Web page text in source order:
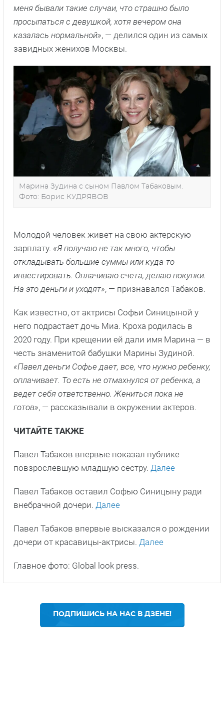
меня бывали такие случаи, что страшно было
просыпаться с девушкой, хотя вечером она
казалась нормальной», — делился один из самых
завидных женихов Москвы.
Марина Зудина с сыном Павлом Табаковым.
Фото: Борис КУДРЯВОВ
Молодой человек живет на свою актерскую
зарплату. «Я получаю не так много, чтобы
откладывать большие суммы или куда-то
инвестировать. Оплачиваю счета, делаю покупки.
На это деньги и уходят», — признавался Табаков.
Как известно, от актрисы Софьи Синицыной у
него подрастает дочь Миа. Кроха родилась в
2020 году. При крещении ей дали имя Марина — в
честь знаменитой бабушки Марины Зудиной.
«Павел деньги Софье дает, все, что нужно ребенку,
оплачивает. То есть не отмахнулся от ребенка, а
ведет себя ответственно. Жениться пока не
готов», — рассказывали в окружении актеров.
ЧИТАЙТЕ ТАКЖЕ
Павел Табаков впервые показал публике
повзрослевшую младшую сестру. Далее
Павел Табаков оставил Софью Синицыну ради
внебрачной дочери. Далее
Павел Табаков впервые высказался о рождении
дочери от красавицы-актрисы. Далее
Главное фото: Global look press.
ПОДПИШИСЬ НА НАС В ДЗЕНЕ!